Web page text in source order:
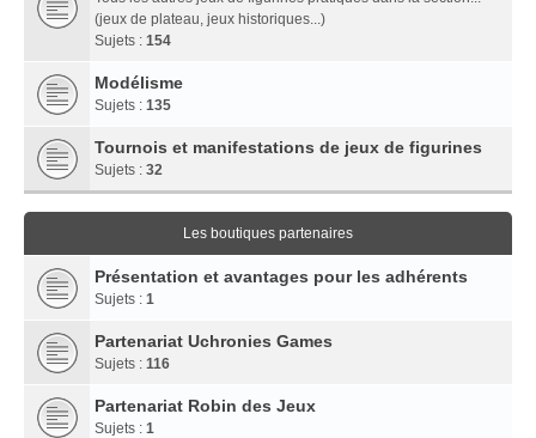
(jeux de plateau, jeux historiques...)
Sujets : 154
Modélisme
Sujets : 135
Tournois et manifestations de jeux de figurines
Sujets : 32
Les boutiques partenaires
Présentation et avantages pour les adhérents
Sujets : 1
Partenariat Uchronies Games
Sujets : 116
Partenariat Robin des Jeux
Sujets : 1